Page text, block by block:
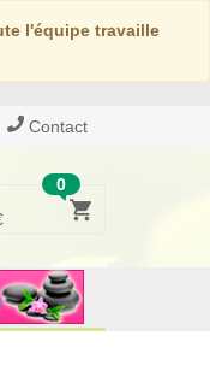
l'équipe travaille
Contact
0